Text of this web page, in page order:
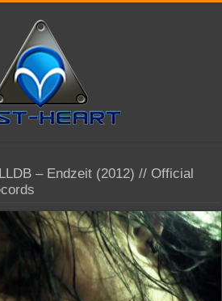
– Endzeit (2012) // Official